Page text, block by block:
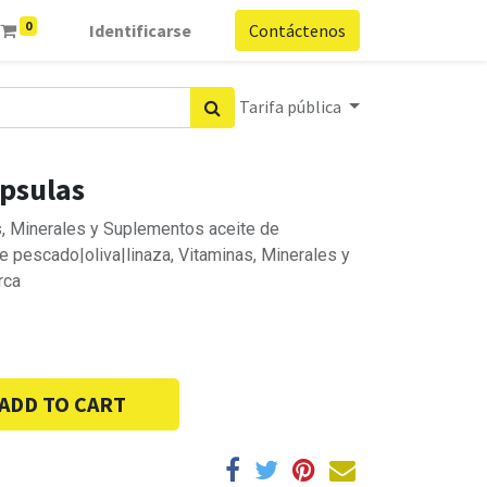
0 Identificarse Contáctenos
Tarifa pública
Minerales y Suplementos aceite de
pescado|oliva|linaza, Vitaminas, Minerales y
TO CART